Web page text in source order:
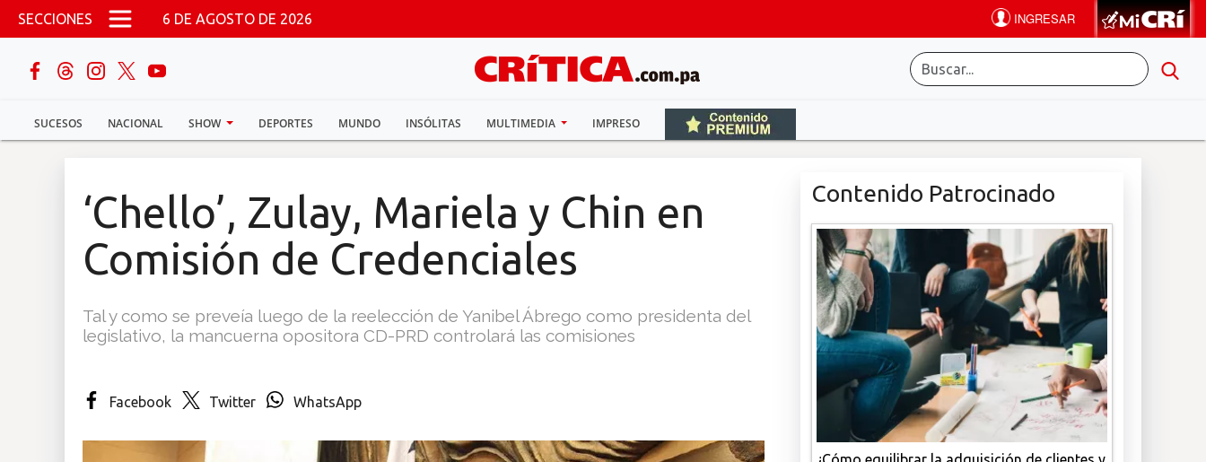
Pasar al contenido principal
SECCIONES 6 DE AGOSTO DE 2026
SUCESOS NACIONAL SHOW DEPORTES MUNDO INSÓLITAS MULTIMEDIA IMPRESO
buscar
Sucesos
‘Chello’, Zulay, Mariela y Chin en
Comisión de Credenciales
Tal y como se preveía luego de la reelección de Yanibel Ábrego como presidenta del
legislativo, la mancuerna opositora CD-PRD controlará las comisiones
Facebook Twitter WhatsApp
Contenido Patrocinado